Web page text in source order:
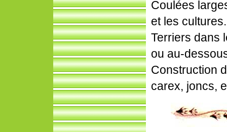
Coulées
et les cultures.
Terriers dans
ou au-
Construction
carex, joncs,